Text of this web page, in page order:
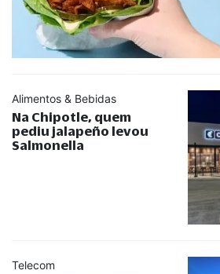
Alimentos & Bebidas
Na Chipotle, quem
pediu jalapeño levou
Salmonella
Telecom